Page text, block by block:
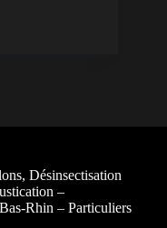
Désinsectisation
–
Rhin – Particuliers